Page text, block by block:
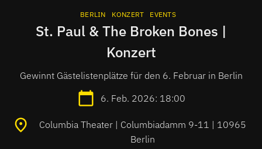
BERLIN KONZERT EVENTS
St. Paul & The Broken Bones |
Konzert
Gewinnt Gästelistenplätze für den 6. Februar in Berlin
6. Feb. 2026: 18:00
Columbia Theater | Columbiadamm 9-11 | 10965
Berlin